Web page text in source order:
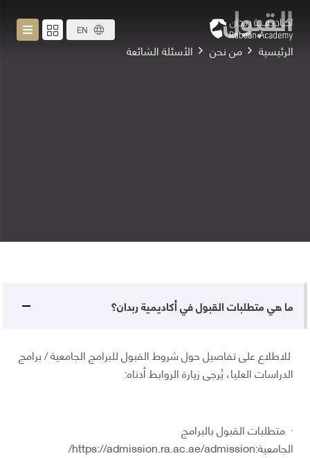
EN القبول
الرئيسية من نحن الأسئلة الشائعة
ما هي متطلبات القبول في أكاديمية ربدان؟
للاطلاع على تفاصيل حول شروط القبول للبرامج الجامعية / برامج
الدراسات العليا، يُرجى زيارة الروابط أدناه:
· متطلبات القبول بالبرامج
الجامعية:https://admission.ra.ac.ae/admission/